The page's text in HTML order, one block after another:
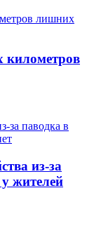
километров
из-за
жителей